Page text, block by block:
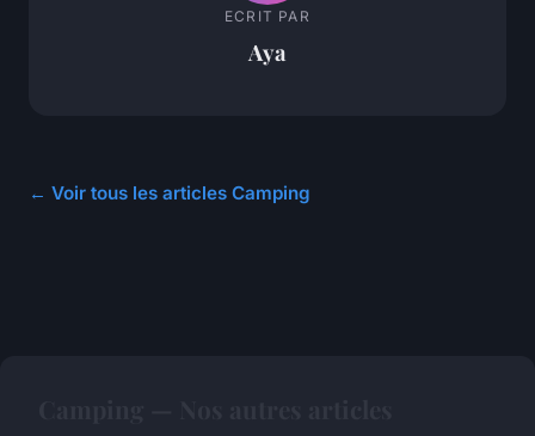
ECRIT PAR
Aya
← Voir tous les articles Camping